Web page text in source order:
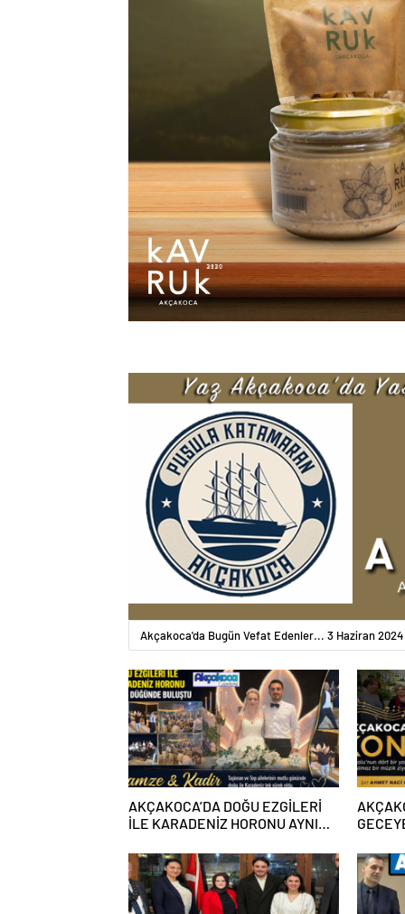
Akçakoca'da Bugün Vefat Edenler... 3 Haziran
AKÇAKOCA’DA DOĞU EZGİLERİ
İLE KARADENİZ HORONU AYNI